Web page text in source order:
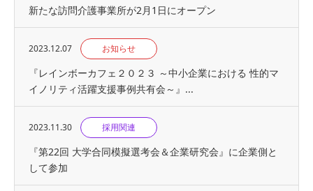
新たな訪問介護事業所が2月1日にオープン
2023.12.07 お知らせ
『レインボーカフェ２０２３ ～中小企業における 性的マ
イノリティ活躍支援事例共有会～』...
2023.11.30 採用関連
『第22回 大学合同模擬選考会＆企業研究会』に企業側と
して参加